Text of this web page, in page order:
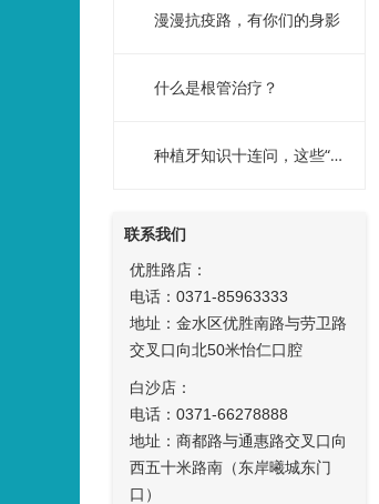
漫漫抗疫路，有你们的身影
什么是根管治疗？
种植牙知识十连问，这些“功课”你做了吗？
联系我们
优胜路店：
电话：0371-85963333
地址：金水区优胜南路与劳卫路
交叉口向北50米怡仁口腔
白沙店：
电话：0371-66278888
地址：商都路与通惠路交叉口向
西五十米路南（东岸曦城东门
口）